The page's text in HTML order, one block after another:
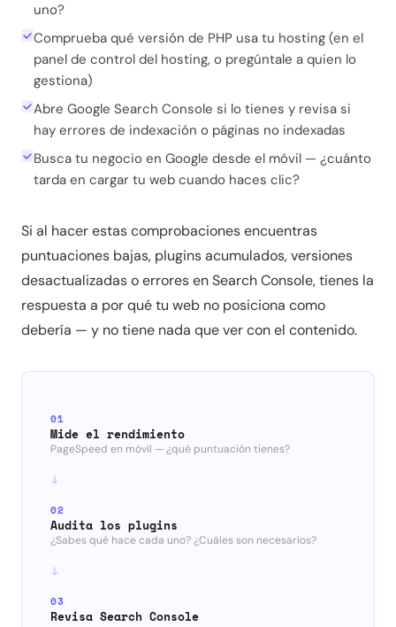
uno?
Comprueba qué versión de PHP usa tu hosting (en el
panel de control del hosting, o pregúntale a quien lo
gestiona)
Abre Google Search Console si lo tienes y revisa si
hay errores de indexación o páginas no indexadas
Busca tu negocio en Google desde el móvil — ¿cuánto
tarda en cargar tu web cuando haces clic?
Si al hacer estas comprobaciones encuentras
puntuaciones bajas, plugins acumulados, versiones
desactualizadas o errores en Search Console, tienes la
respuesta a por qué tu web no posiciona como
debería — y no tiene nada que ver con el contenido.
01
Mide el rendimiento
PageSpeed en móvil — ¿qué puntuación tienes?
02
Audita los plugins
¿Sabes qué hace cada uno? ¿Cuáles son necesarios?
03
Revisa Search Console